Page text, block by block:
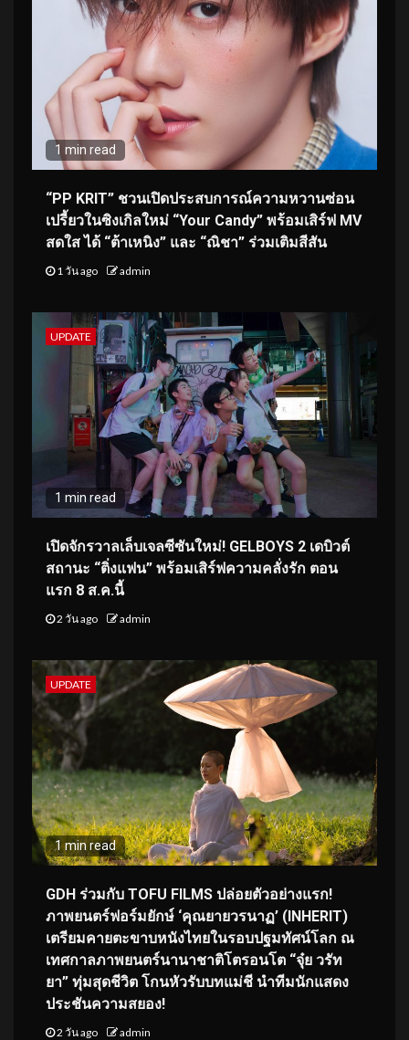
1 min read
“PP KRIT” ชวนเปิดประสบการณ์ความหวานซ่อน
เปรี้ยวในซิงเกิลใหม่ “Your Candy” พร้อมเสิร์ฟ MV
สดใส ได้ “ต้าเหนิง” และ “ณิชา” ร่วมเติมสีสัน
1 วัน ago admin
UPDATE
1 min read
เปิดจักรวาลเล็บเจลซีซันใหม่! GELBOYS 2 เดบิวต์
สถานะ “ติ่งแฟน” พร้อมเสิร์ฟความคลั่งรัก ตอน
แรก 8 ส.ค.นี้
2 วัน ago admin
UPDATE
1 min read
GDH ร่วมกับ TOFU FILMS ปล่อยตัวอย่างแรก!
ภาพยนตร์ฟอร์มยักษ์ ‘คุณยายวรนาฏ’ (INHERIT)
เตรียมคายตะขาบหนังไทยในรอบปฐมทัศน์โลก ณ
เทศกาลภาพยนตร์นานาชาติโตรอนโต “จุ๋ย วรัท
ยา” ทุ่มสุดชีวิต โกนหัวรับบทแม่ชี นำทีมนักแสดง
ประชันความสยอง!
2 วัน ago admin